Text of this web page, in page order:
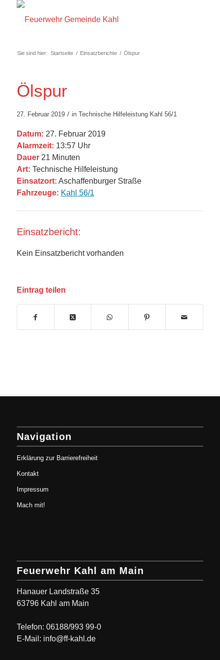
Sie sind hier: Startseite / Einsatzberichte / Ölspur
Ölspur
27. Februar 2019 / in Technische Hilfeleistung Kahl 56/1
Datum: 27. Februar 2019
Alarmzeit: 13:57 Uhr
Dauer21 Minuten
Art: Technische Hilfeleistung
Einsatzort: Aschaffenburger Straße
Fahrzeuge: Kahl 56/1
Einsatzbericht:
Kein Einsatzbericht vorhanden
Eintrag teilen
Navigation
Erklärung zur Barrierefreiheit
Kontakt
Impressum
Mach mit!
Feuerwehr Kahl am Main
Hanauer Landstraße 35
63796 Kahl am Main
Telefon: 06188/993 99-0
E-Mail: info@ff-kahl.de